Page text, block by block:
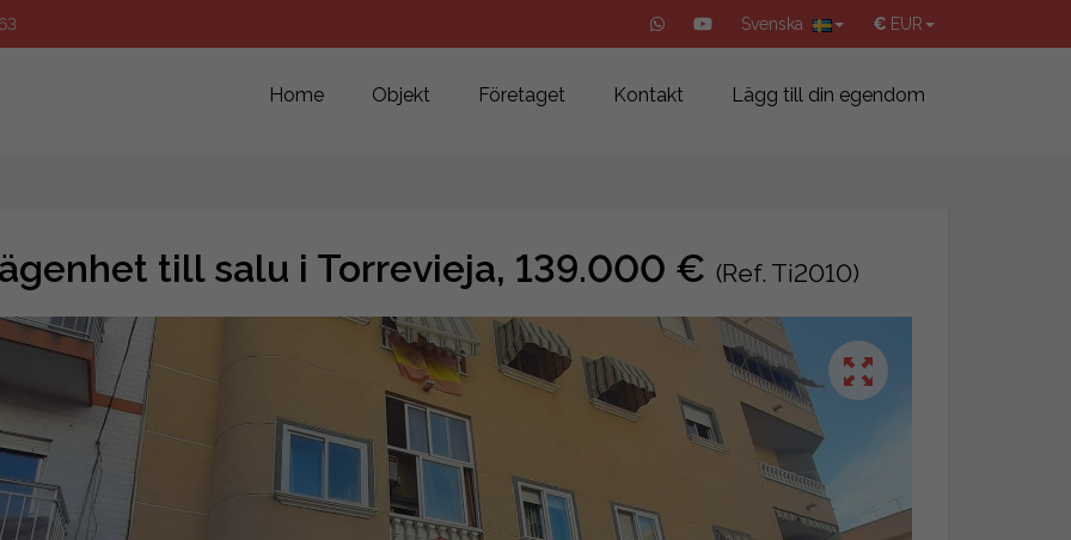
€ EUR
Svenska
Home Objekt Företaget Kontakt Lägg till din egendom
till salu i Torrevieja, 139.000 € (Ref. Ti2010)